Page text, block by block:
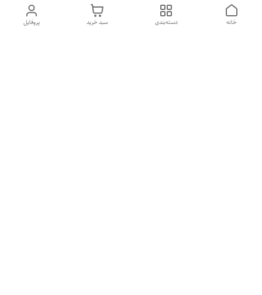
پروفایل سبد خرید دسته‌بندی خانه